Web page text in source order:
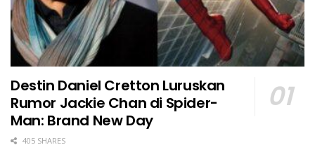
Destin Daniel Cretton Luruskan
Rumor Jackie Chan di Spider-
Man: Brand New Day
405 SHARES